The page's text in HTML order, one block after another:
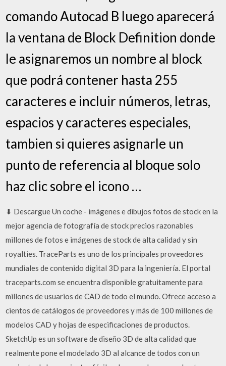
comando Autocad B luego aparecerá
la ventana de Block Definition donde
le asignaremos un nombre al block
que podrá contener hasta 255
caracteres e incluir números, letras,
espacios y caracteres especiales,
tambien si quieres asignarle un
punto de referencia al bloque solo
haz clic sobre el icono …
⬇ Descargue Un coche - imágenes e dibujos fotos de stock en la
mejor agencia de fotografía de stock precios razonables
millones de fotos e imágenes de stock de alta calidad y sin
royalties. TraceParts es uno de los principales proveedores
mundiales de contenido digital 3D para la ingeniería. El portal
traceparts.com se encuentra disponible gratuitamente para
millones de usuarios de CAD de todo el mundo. Ofrece acceso a
cientos de catálogos de proveedores y más de 100 millones de
modelos CAD y hojas de especificaciones de productos.
SketchUp es un software de diseño 3D de alta calidad que
realmente pone el modelado 3D al alcance de todos con un